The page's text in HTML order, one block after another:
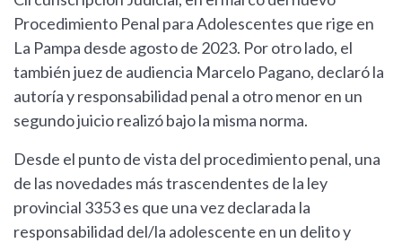
Procedimiento Penal para Adolescentes que rige en
La Pampa desde agosto de 2023. Por otro lado, el
también juez de audiencia Marcelo Pagano, declaró la
autoría y responsabilidad penal a otro menor en un
segundo juicio realizó bajo la misma norma.
Desde el punto de vista del procedimiento penal, una
de las novedades más trascendentes de la ley
provincial 3353 es que una vez declarada la
responsabilidad del/la adolescente en un delito y